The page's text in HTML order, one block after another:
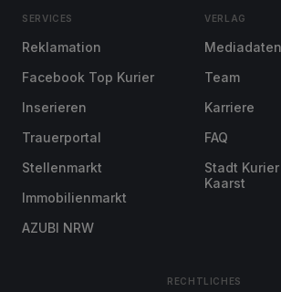
SERVICES
Reklamation
Facebook Top Kurier
Inserieren
Trauerportal
Stellenmarkt
Immobilienmarkt
AZUBI NRW
VERLAG
Mediadaten
Team
Karriere
FAQ
Stadt
Kaarst
RECHTLICHES